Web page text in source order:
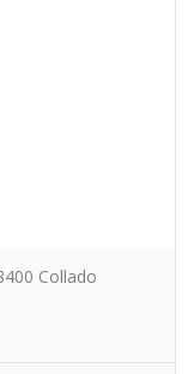
Collado